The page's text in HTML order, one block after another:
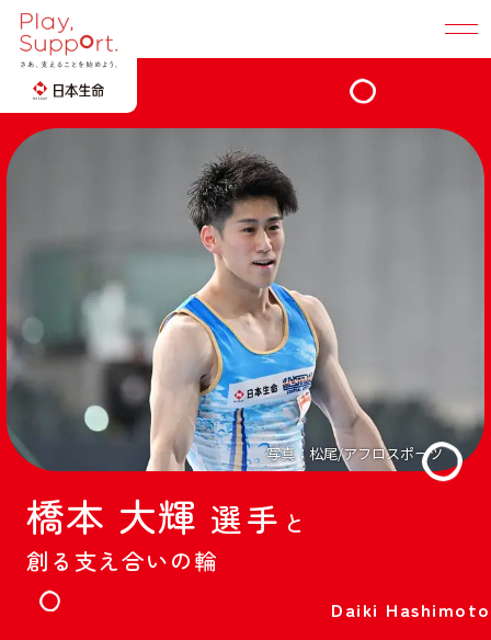
Play, Support. TOP
地域社会に広げる
選手・競技団体と創る
所属選手
桐生 祥秀
卓球
早田 ひな
体操
橋本 大輝選手
柔道
出口 クリスタ
柔道
出口 ケリー
サポート選手
みんなと創る「支え合い」の輪
2035年の私たちのありたい姿
５つの提供価値
橋本 大輝 選手 と
創 る 支え合いの輪
Daiki Hashimoto
写真：松尾/アフロスポーツ